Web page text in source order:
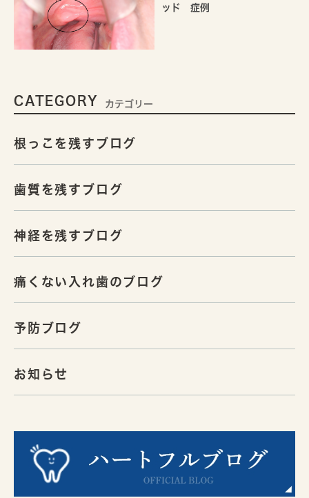
ッド 症例
CATEGORY カテゴリー
根っこを残すブログ
歯質を残すブログ
神経を残すブログ
痛くない入れ歯のブログ
予防ブログ
お知らせ